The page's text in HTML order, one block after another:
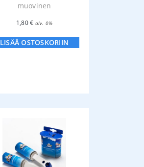
muovinen
1,80€ alv. 0%
LISÄÄ OSTOSKORIIN